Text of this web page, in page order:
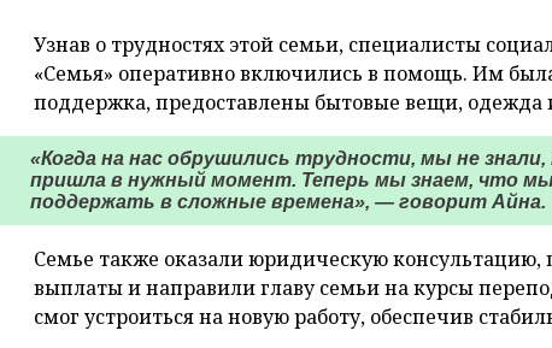
Узнав о трудностях этой семьи, специалисты
«Семья» оперативно включились в помощь. Им
поддержка, предоставлены бытовые вещи, одежда
«Когда на нас обрушились трудности, мы не
пришла в нужный момент. Теперь мы знаем, что
поддержать в сложные времена», — говорит Айна.
Семье также оказали юридическую
выплаты и направили главу семьи на курсы
смог устроиться на новую работу, обеспечив